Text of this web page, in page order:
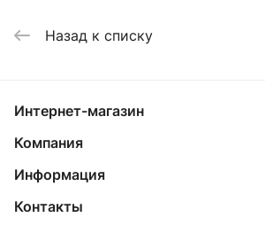
Назад к списку
Интернет-магазин
Компания
Информация
Контакты